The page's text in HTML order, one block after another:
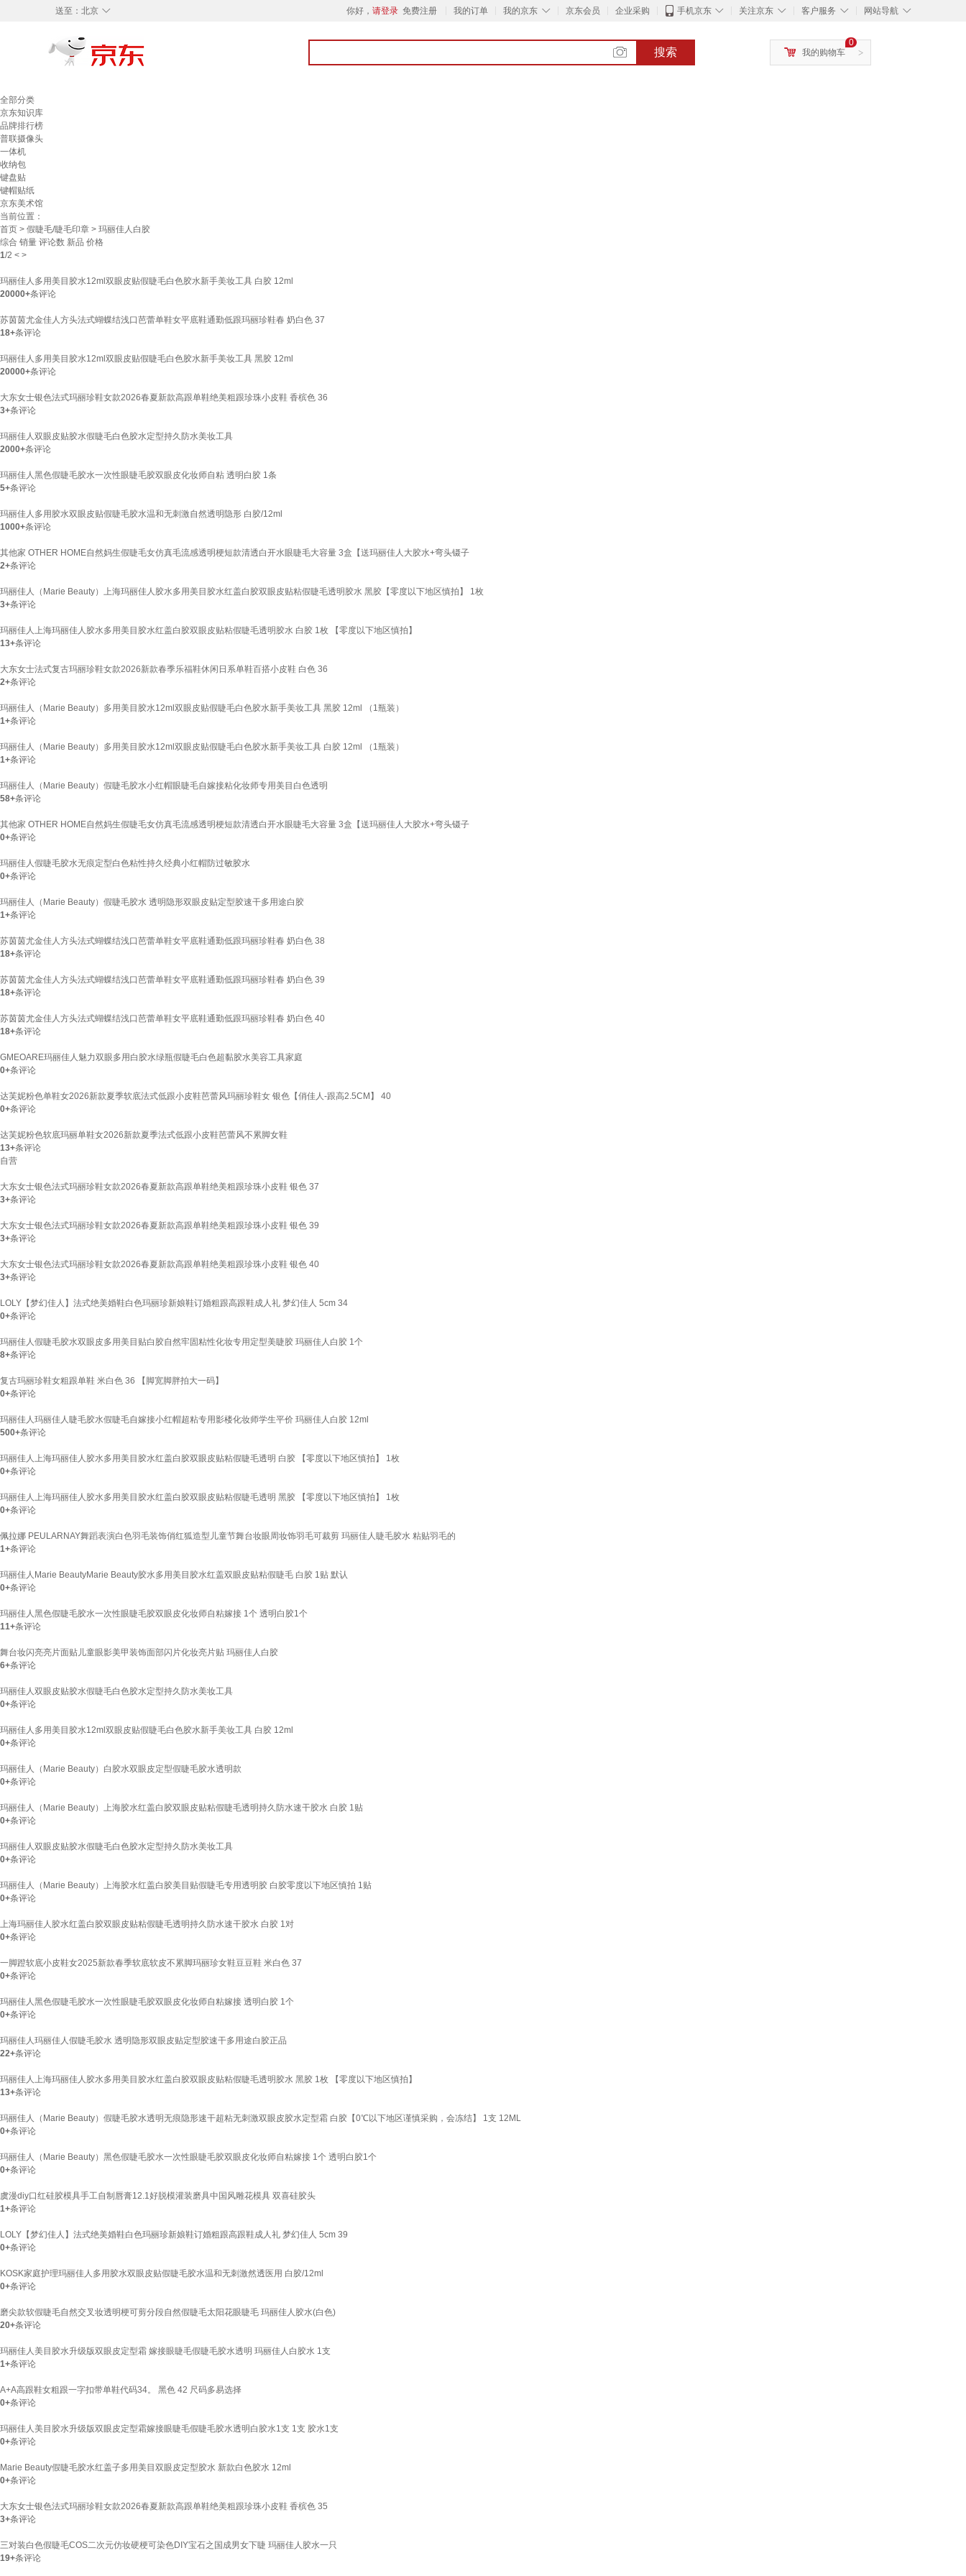
◇
送至： 北京 你好， 请登录 免费注册 我的订单 ◇
我的京东 京东会员 企业采购 ◇
手机京东 ◇
关注京东 ◇
客户服务 ◇
网站导航
搜索 >
0
我的购物车
全部分类
京东知识库
品牌排行榜
普联摄像头
一体机
收纳包
键盘贴
键帽贴纸
京东美术馆
当前位置：
首页 > 假睫毛/睫毛印章 > 玛丽佳人白胶
综合 销量 评论数 新品 价格
1/2 < >
玛丽佳人多用美目胶水12ml双眼皮贴假睫毛白色胶水新手美妆工具 白胶 12ml
20000+条评论
苏茵茵尤金佳人方头法式蝴蝶结浅口芭蕾单鞋女平底鞋通勤低跟玛丽珍鞋春 奶白色 37
18+条评论
玛丽佳人多用美目胶水12ml双眼皮贴假睫毛白色胶水新手美妆工具 黑胶 12ml
20000+条评论
大东女士银色法式玛丽珍鞋女款2026春夏新款高跟单鞋绝美粗跟珍珠小皮鞋 香槟色 36
3+条评论
玛丽佳人双眼皮贴胶水假睫毛白色胶水定型持久防水美妆工具
2000+条评论
玛丽佳人黑色假睫毛胶水一次性眼睫毛胶双眼皮化妆师自粘 透明白胶 1条
5+条评论
玛丽佳人多用胶水双眼皮贴假睫毛胶水温和无刺激自然透明隐形 白胶/12ml
1000+条评论
其他家 OTHER HOME自然妈生假睫毛女仿真毛流感透明梗短款清透白开水眼睫毛大容量 3盒【送玛丽佳人大胶水+弯头镊子
2+条评论
玛丽佳人（Marie Beauty）上海玛丽佳人胶水多用美目胶水红盖白胶双眼皮贴粘假睫毛透明胶水 黑胶【零度以下地区慎拍】 1枚
3+条评论
玛丽佳人上海玛丽佳人胶水多用美目胶水红盖白胶双眼皮贴粘假睫毛透明胶水 白胶 1枚 【零度以下地区慎拍】
13+条评论
大东女士法式复古玛丽珍鞋女款2026新款春季乐福鞋休闲日系单鞋百搭小皮鞋 白色 36
2+条评论
玛丽佳人（Marie Beauty）多用美目胶水12ml双眼皮贴假睫毛白色胶水新手美妆工具 黑胶 12ml （1瓶装）
1+条评论
玛丽佳人（Marie Beauty）多用美目胶水12ml双眼皮贴假睫毛白色胶水新手美妆工具 白胶 12ml （1瓶装）
1+条评论
玛丽佳人（Marie Beauty）假睫毛胶水小红帽眼睫毛自嫁接粘化妆师专用美目白色透明
58+条评论
其他家 OTHER HOME自然妈生假睫毛女仿真毛流感透明梗短款清透白开水眼睫毛大容量 3盒【送玛丽佳人大胶水+弯头镊子
0+条评论
玛丽佳人假睫毛胶水无痕定型白色粘性持久经典小红帽防过敏胶水
0+条评论
玛丽佳人（Marie Beauty）假睫毛胶水 透明隐形双眼皮贴定型胶速干多用途白胶
1+条评论
苏茵茵尤金佳人方头法式蝴蝶结浅口芭蕾单鞋女平底鞋通勤低跟玛丽珍鞋春 奶白色 38
18+条评论
苏茵茵尤金佳人方头法式蝴蝶结浅口芭蕾单鞋女平底鞋通勤低跟玛丽珍鞋春 奶白色 39
18+条评论
苏茵茵尤金佳人方头法式蝴蝶结浅口芭蕾单鞋女平底鞋通勤低跟玛丽珍鞋春 奶白色 40
18+条评论
GMEOARE玛丽佳人魅力双眼多用白胶水绿瓶假睫毛白色超黏胶水美容工具家庭
0+条评论
达芙妮粉色单鞋女2026新款夏季软底法式低跟小皮鞋芭蕾风玛丽珍鞋女 银色【俏佳人-跟高2.5CM】 40
0+条评论
达芙妮粉色软底玛丽单鞋女2026新款夏季法式低跟小皮鞋芭蕾风不累脚女鞋
13+条评论
自营
大东女士银色法式玛丽珍鞋女款2026春夏新款高跟单鞋绝美粗跟珍珠小皮鞋 银色 37
3+条评论
大东女士银色法式玛丽珍鞋女款2026春夏新款高跟单鞋绝美粗跟珍珠小皮鞋 银色 39
3+条评论
大东女士银色法式玛丽珍鞋女款2026春夏新款高跟单鞋绝美粗跟珍珠小皮鞋 银色 40
3+条评论
LOLY【梦幻佳人】法式绝美婚鞋白色玛丽珍新娘鞋订婚粗跟高跟鞋成人礼 梦幻佳人 5cm 34
0+条评论
玛丽佳人假睫毛胶水双眼皮多用美目贴白胶自然牢固粘性化妆专用定型美睫胶 玛丽佳人白胶 1个
8+条评论
复古玛丽珍鞋女粗跟单鞋 米白色 36 【脚宽脚胖拍大一码】
0+条评论
玛丽佳人玛丽佳人睫毛胶水假睫毛自嫁接小红帽超粘专用影楼化妆师学生平价 玛丽佳人白胶 12ml
500+条评论
玛丽佳人上海玛丽佳人胶水多用美目胶水红盖白胶双眼皮贴粘假睫毛透明 白胶 【零度以下地区慎拍】 1枚
0+条评论
玛丽佳人上海玛丽佳人胶水多用美目胶水红盖白胶双眼皮贴粘假睫毛透明 黑胶 【零度以下地区慎拍】 1枚
0+条评论
佩拉娜 PEULARNAY舞蹈表演白色羽毛装饰俏红狐造型儿童节舞台妆眼周妆饰羽毛可裁剪 玛丽佳人睫毛胶水 粘贴羽毛的
1+条评论
玛丽佳人Marie BeautyMarie Beauty胶水多用美目胶水红盖双眼皮贴粘假睫毛 白胶 1贴 默认
0+条评论
玛丽佳人黑色假睫毛胶水一次性眼睫毛胶双眼皮化妆师自粘嫁接 1个 透明白胶1个
11+条评论
舞台妆闪亮亮片面贴儿童眼影美甲装饰面部闪片化妆亮片贴 玛丽佳人白胶
6+条评论
玛丽佳人双眼皮贴胶水假睫毛白色胶水定型持久防水美妆工具
0+条评论
玛丽佳人多用美目胶水12ml双眼皮贴假睫毛白色胶水新手美妆工具 白胶 12ml
0+条评论
玛丽佳人（Marie Beauty）白胶水双眼皮定型假睫毛胶水透明款
0+条评论
玛丽佳人（Marie Beauty）上海胶水红盖白胶双眼皮贴粘假睫毛透明持久防水速干胶水 白胶 1贴
0+条评论
玛丽佳人双眼皮贴胶水假睫毛白色胶水定型持久防水美妆工具
0+条评论
玛丽佳人（Marie Beauty）上海胶水红盖白胶美目贴假睫毛专用透明胶 白胶零度以下地区慎拍 1贴
0+条评论
上海玛丽佳人胶水红盖白胶双眼皮贴粘假睫毛透明持久防水速干胶水 白胶 1对
0+条评论
一脚蹬软底小皮鞋女2025新款春季软底软皮不累脚玛丽珍女鞋豆豆鞋 米白色 37
0+条评论
玛丽佳人黑色假睫毛胶水一次性眼睫毛胶双眼皮化妆师自粘嫁接 透明白胶 1个
0+条评论
玛丽佳人玛丽佳人假睫毛胶水 透明隐形双眼皮贴定型胶速干多用途白胶正品
22+条评论
玛丽佳人上海玛丽佳人胶水多用美目胶水红盖白胶双眼皮贴粘假睫毛透明胶水 黑胶 1枚 【零度以下地区慎拍】
13+条评论
玛丽佳人（Marie Beauty）假睫毛胶水透明无痕隐形速干超粘无刺激双眼皮胶水定型霜 白胶【0℃以下地区谨慎采购，会冻结】 1支 12ML
0+条评论
玛丽佳人（Marie Beauty）黑色假睫毛胶水一次性眼睫毛胶双眼皮化妆师自粘嫁接 1个 透明白胶1个
0+条评论
虞漫diy口红硅胶模具手工自制唇膏12.1好脱模灌装磨具中国风雕花模具 双喜硅胶头
1+条评论
LOLY【梦幻佳人】法式绝美婚鞋白色玛丽珍新娘鞋订婚粗跟高跟鞋成人礼 梦幻佳人 5cm 39
0+条评论
KOSK家庭护理玛丽佳人多用胶水双眼皮贴假睫毛胶水温和无刺激然透医用 白胶/12ml
0+条评论
磨尖款软假睫毛自然交叉妆透明梗可剪分段自然假睫毛太阳花眼睫毛 玛丽佳人胶水(白色)
20+条评论
玛丽佳人美目胶水升级版双眼皮定型霜 嫁接眼睫毛假睫毛胶水透明 玛丽佳人白胶水 1支
1+条评论
A+A高跟鞋女粗跟一字扣带单鞋代码34。 黑色 42 尺码多易选择
0+条评论
玛丽佳人美目胶水升级版双眼皮定型霜嫁接眼睫毛假睫毛胶水透明白胶水1支 1支 胶水1支
0+条评论
Marie Beauty假睫毛胶水红盖子多用美目双眼皮定型胶水 新款白色胶水 12ml
0+条评论
大东女士银色法式玛丽珍鞋女款2026春夏新款高跟单鞋绝美粗跟珍珠小皮鞋 香槟色 35
3+条评论
三对装白色假睫毛COS二次元仿妆硬梗可染色DIY宝石之国成男女下睫 玛丽佳人胶水一只
19+条评论